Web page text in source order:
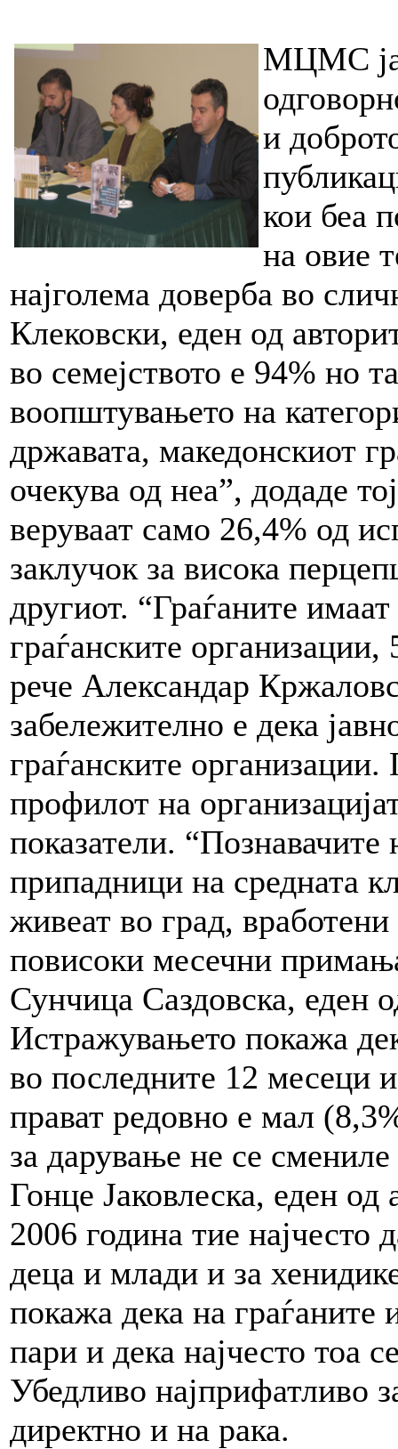
МЦМС ја
и
кои беа
на овие
најголема доверба во
Клековски, еден од
во семејството е 94% но
воопштувањето на
државата, македонскиот
очекува од неа”, додаде
веруваат само 26,4% од
заклучок за висока
другиот. “Граѓаните
граѓанските
рече Александар
забележително е дека
граѓанските
профилот на
показатели.
припадници на средната
живеат во град,
повисоки месечни
Сунчица Саздовска, еден
Истражувањето покажа
во последните 12 месеци
прават редовно е мал
за дарување не се
Гонце Јаковлеска, еден
2006 година тие најчесто
деца и млади и за
покажа дека на граѓаните
пари и дека најчесто тоа
Убедливо најприфатливо
директно и на рака.